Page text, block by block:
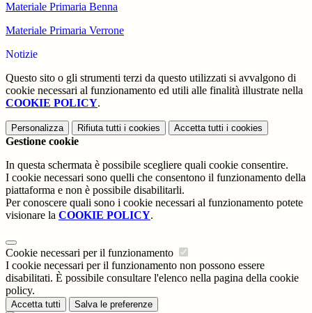
Materiale Primaria Benna
Materiale Primaria Verrone
Notizie
Questo sito o gli strumenti terzi da questo utilizzati si avvalgono di
cookie necessari al funzionamento ed utili alle finalità illustrate nella
COOKIE POLICY.
Personalizza Rifiuta tutti i cookies Accetta tutti i cookies
Gestione cookie
In questa schermata è possibile scegliere quali cookie consentire.
I cookie necessari sono quelli che consentono il funzionamento della
piattaforma e non è possibile disabilitarli.
Per conoscere quali sono i cookie necessari al funzionamento potete
visionare la COOKIE POLICY.
Cookie necessari per il funzionamento
I cookie necessari per il funzionamento non possono essere
disabilitati. È possibile consultare l'elenco nella pagina della cookie
policy.
Accetta tutti Salva le preferenze